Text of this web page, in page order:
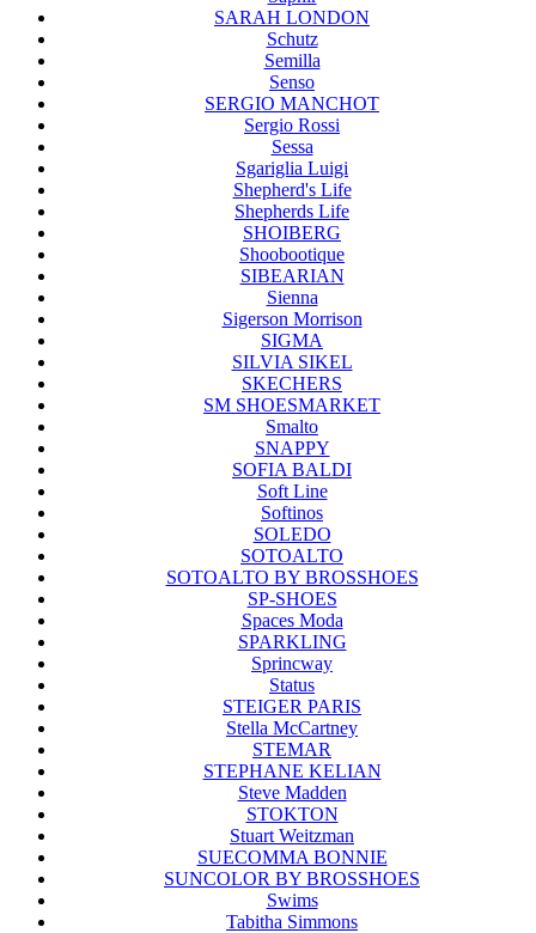
SARAH LONDON
Schutz
Semilla
Senso
SERGIO MANCHOT
Sergio Rossi
Sessa
Sgariglia Luigi
Shepherd's Life
Shepherds Life
SHOIBERG
Shoobootique
SIBEARIAN
Sienna
Sigerson Morrison
SIGMA
SILVIA SIKEL
SKECHERS
SM SHOESMARKET
Smalto
SNAPPY
SOFIA BALDI
Soft Line
Softinos
SOLEDO
SOTOALTO
SOTOALTO BY BROSSHOES
SP-SHOES
Spaces Moda
SPARKLING
Sprincway
Status
STEIGER PARIS
Stella McCartney
STEMAR
STEPHANE KELIAN
Steve Madden
STOKTON
Stuart Weitzman
SUECOMMA BONNIE
SUNCOLOR BY BROSSHOES
Swims
Tabitha Simmons